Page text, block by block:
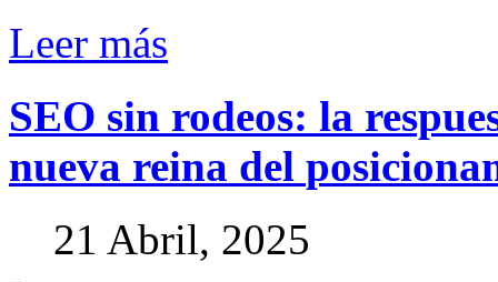
Leer más
SEO sin rodeos: la
nueva reina del
21 Abril, 2025